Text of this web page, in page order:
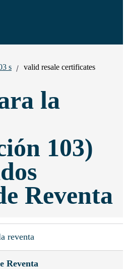
s valid resale certificates
la
103)
Reventa
reventa
Reventa